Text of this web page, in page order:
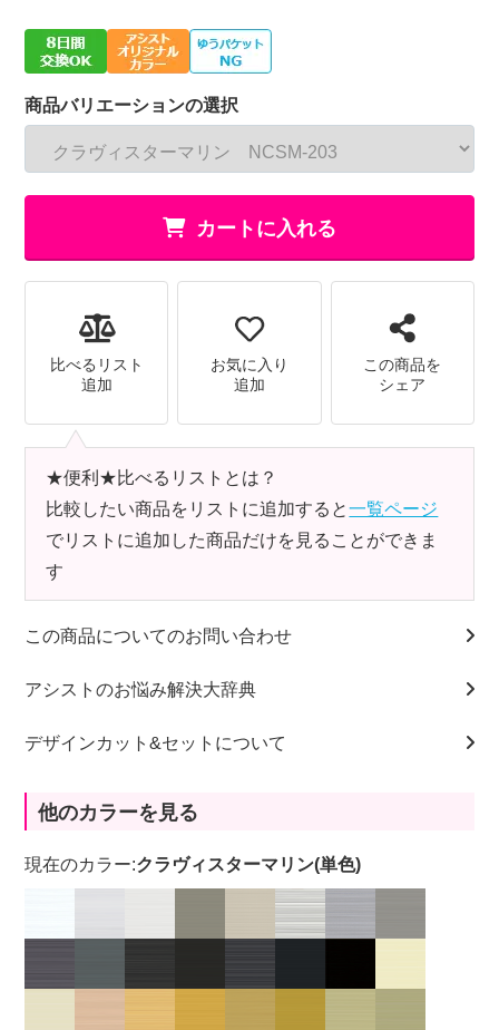
商品バリエーションの選択
カートに入れる
比べるリスト
追加
お気に入り
追加
この商品を
シェア
★便利★比べるリストとは？
比較したい商品をリストに追加すると一覧ページ
でリストに追加した商品だけを見ることができま
す
この商品についてのお問い合わせ
アシストのお悩み解決大辞典
デザインカット&セットについて
他のカラーを見る
現在のカラー:クラヴィスターマリン(単色)